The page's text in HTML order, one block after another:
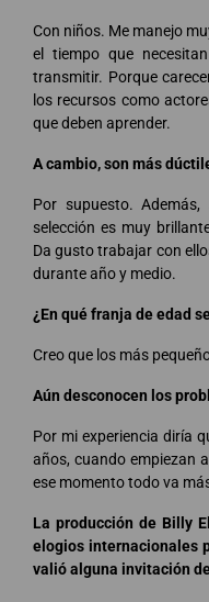
Con niños. Me manejo
el tiempo que
transmitir. Porque
los recursos como
que deben aprender.
A cambio, son más
Por supuesto.
selección es muy
Da gusto trabajar con
durante año y medio.
¿En qué franja de edad
Creo que los más
Aún desconocen los
Por mi experiencia diría
años, cuando empiezan
ese momento todo va
La producción de Billy
elogios internacionales
valió alguna invitación